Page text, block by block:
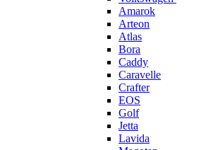
Amarok
Arteon
Atlas
Bora
Caddy
Caravelle
Crafter
EOS
Golf
Jetta
Lavida